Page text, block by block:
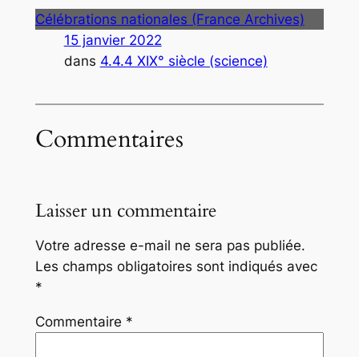
Célébrations nationales (France Archives)
15 janvier 2022
dans 4.4.4 XIX° siècle (science)
Commentaires
Laisser un commentaire
Votre adresse e-mail ne sera pas publiée.
Les champs obligatoires sont indiqués avec
*
Commentaire *